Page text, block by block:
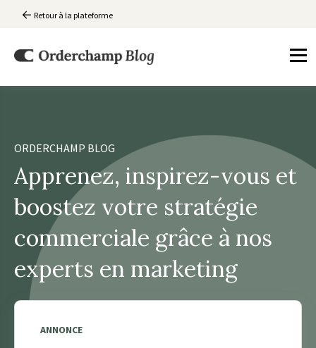
Retour à la plateforme
ORDERCHAMP BLOG
Apprenez, inspirez-vous et
boostez votre stratégie
commerciale grâce à nos
experts en marketing
ANNONCE